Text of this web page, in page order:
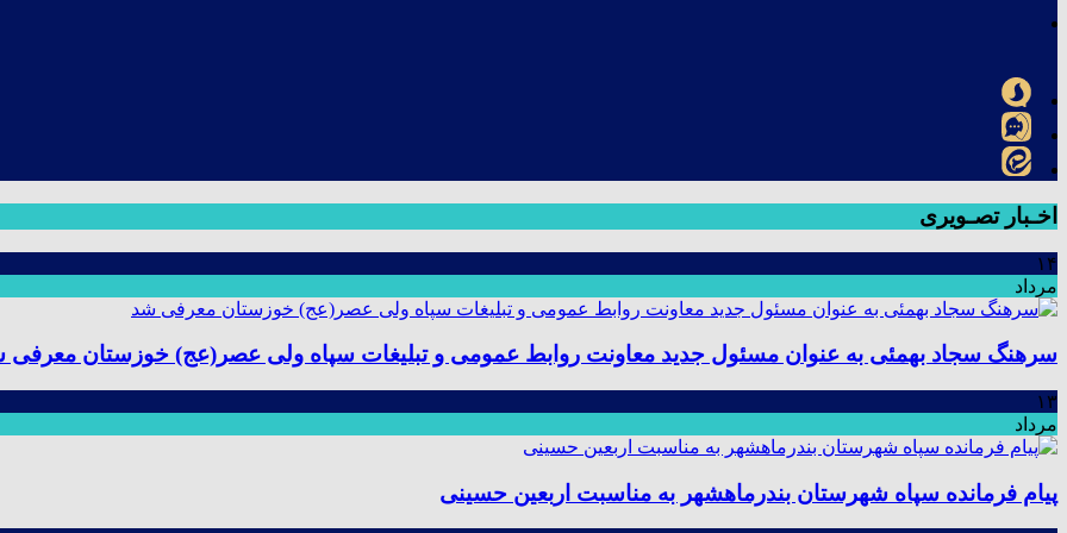
اخـبار تصـویری
۱۴
مرداد
سرهنگ سجاد بهمئی به عنوان مسئول جدید معاونت روابط عمومی و تبلیغات سپاه ولی عصر(عج) خوزستان معرفی
۱۳
مرداد
پیام فرمانده سپاه شهرستان بندرماهشهر به مناسبت اربعین حسینی